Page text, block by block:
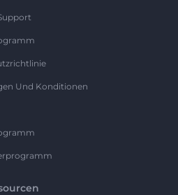
Und Konditionen